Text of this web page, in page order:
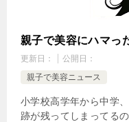
親子で美容にハマっ
更新日：
公開日：
親子で美容ニュース
小学校高学年から中学
跡が残ってしまってる